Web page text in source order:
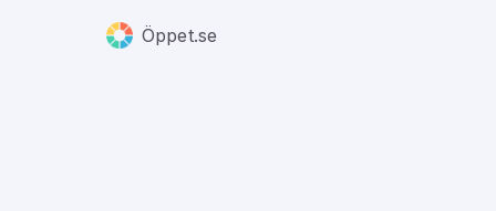
Öppet.se